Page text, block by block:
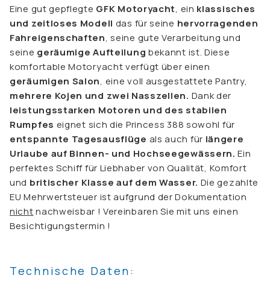
Eine gut gepflegte GFK Motoryacht, ein klassisches
und zeitloses Modell das für seine hervorragenden
Fahreigenschaften, seine gute Verarbeitung und
seine geräumige Aufteilung bekannt ist. Diese
komfortable Motoryacht verfügt über einen
geräumigen Salon, eine voll ausgestattete Pantry,
mehrere Kojen und zwei Nasszellen. Dank der
leistungsstarken Motoren und des stabilen
Rumpfes eignet sich die Princess 388 sowohl für
entspannte Tagesausflüge als auch für längere
Urlaube auf Binnen- und Hochseegewässern. Ein
perfektes Schiff für Liebhaber von Qualität, Komfort
und britischer Klasse auf dem Wasser. Die gezahlte
EU Mehrwertsteuer ist aufgrund der Dokumentation
nichtnachweisbar ! Vereinbaren Sie mit uns einen
Besichtigungstermin !
Technische Daten: